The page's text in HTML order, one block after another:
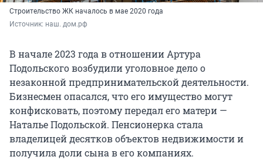
Строительство ЖК началось в мае 2020 года
Источник: наш. дом.рф
В начале 2023 года в отношении Артура
Подольского возбудили уголовное дело о
незаконной предпринимательской деятельности.
Бизнесмен опасался, что его имущество могут
конфисковать, поэтому передал его матери —
Наталье Подольской. Пенсионерка стала
владелицей десятков объектов недвижимости и
получила доли сына в его компаниях.